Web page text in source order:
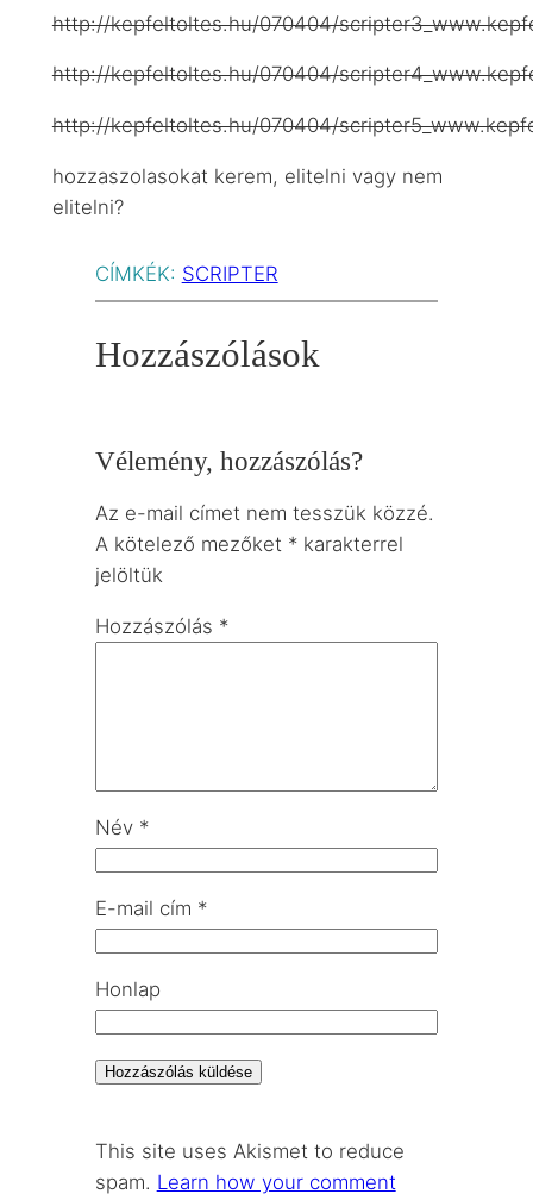
http://kepfeltoltes.hu/070404/
http://kepfeltoltes.hu/070404/
http://kepfeltoltes.hu/070404/
hozzaszolasokat kerem, elitelni vagy nem
elitelni?
CÍMKÉK: SCRIPTER
Hozzászólások
Vélemény, hozzászólás?
Az e-mail címet nem tesszük közzé.
A kötelező mezőket *karakterrel
jelöltük
Hozzászólás *
Név *
E-mail cím *
Honlap
This site uses Akismet to reduce
spam. Learn how your comment